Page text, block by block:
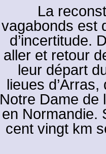
La
vagabonds est
d’incertitude.
aller et retour
leur départ
lieues
Notre Dame de
en Normandie.
cent vingt km